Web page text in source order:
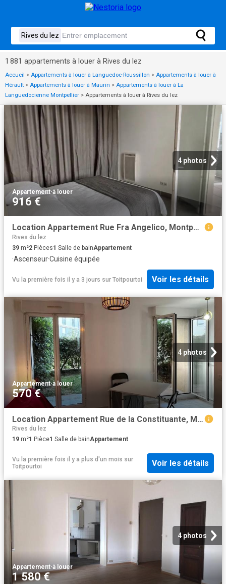
1 881 appartements à louer à Rives du lez
Accueil > Appartements à louer à Languedoc-Roussillon > Appartements à louer à
Hérault > Appartements à louer à Maurin > Appartements à louer à La
Languedocienne Montpellier > Appartements à louer à Rives du lez
4 photos
Appartement·à louer
916 €
Location Appartement Rue Fra Angelico, Montpellier
Rives du lez
39 m²2 Pièces1 Salle de bainAppartement
·Ascenseur·Cuisine équipée
Vu la première fois il y a 3 jours sur Toitpourtoi Voir les détails
4 photos
Appartement·à louer
570 €
Location Appartement Rue de la Constituante, Montpellier
Rives du lez
19 m²1 Pièce1 Salle de bainAppartement
Vu la première fois il y a plus d'un mois sur
Toitpourtoi
Voir les détails
4 photos
Appartement·à louer
1 580 €